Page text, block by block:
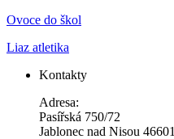
Ovoce do škol
Liaz atletika
Kontakty
Adresa:
Pasířská 750/72
Jablonec nad Nisou 46601